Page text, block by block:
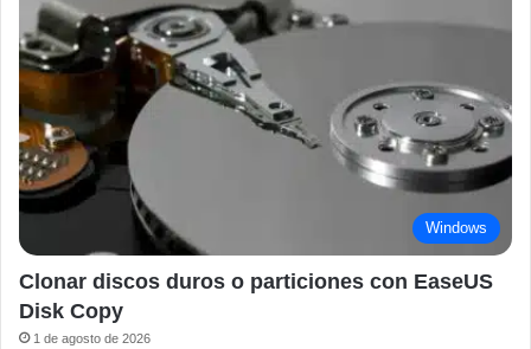
Windows
Clonar discos duros o particiones con EaseUS
Disk Copy
1 de agosto de 2026